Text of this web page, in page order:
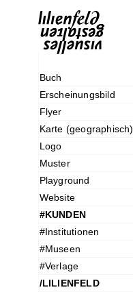
Buch
Erscheinungsbild
Flyer
Karte (geographisch)
Logo
Muster
Playground
Website
#KUNDEN
#Institutionen
#Museen
#Verlage
/LILIENFELD